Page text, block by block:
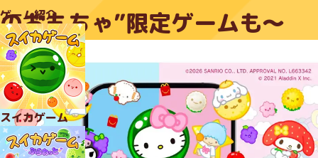
ゲーム紹介
スイカゲーム
のおもちゃ”限定ゲームも～